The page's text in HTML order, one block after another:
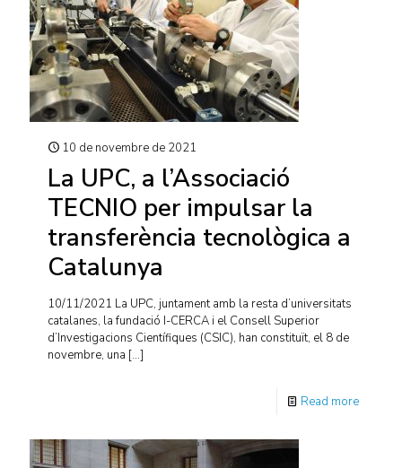
10 de novembre de 2021
La UPC, a l’Associació
TECNIO per impulsar la
transferència tecnològica a
Catalunya
10/11/2021 La UPC, juntament amb la resta d’universitats
catalanes, la fundació I-CERCA i el Consell Superior
d’Investigacions Científiques (CSIC), han constituït, el 8 de
novembre, una […]
Read more